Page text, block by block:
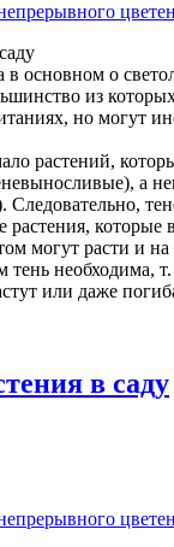
в основном о
из
но могут
растений,
а
Следовательно,
растения,
могут расти и
необходима,
или даже
в саду